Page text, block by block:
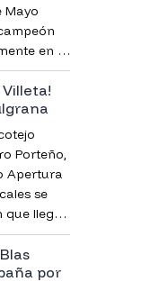
Mayo
en la
Porteño,
Apertura
se
que llega
por